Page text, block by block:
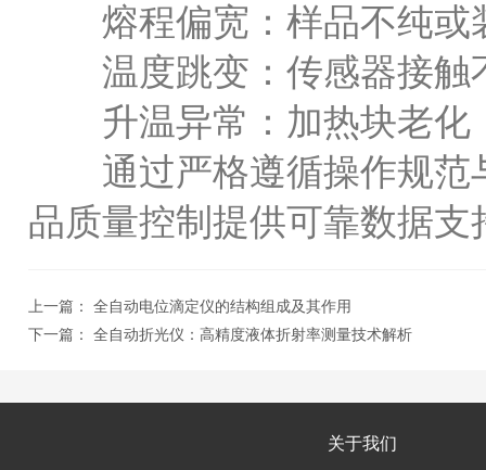
熔程偏宽：样品不纯或
温度跳变：传感器接触
升温异常：加热块老化
通过严格遵循操作规范
品质量控制提供可靠数据支
上一篇： 全自动电位滴定仪的结构组成及其作用
下一篇： 全自动折光仪：高精度液体折射率测量技术解析
关于我们